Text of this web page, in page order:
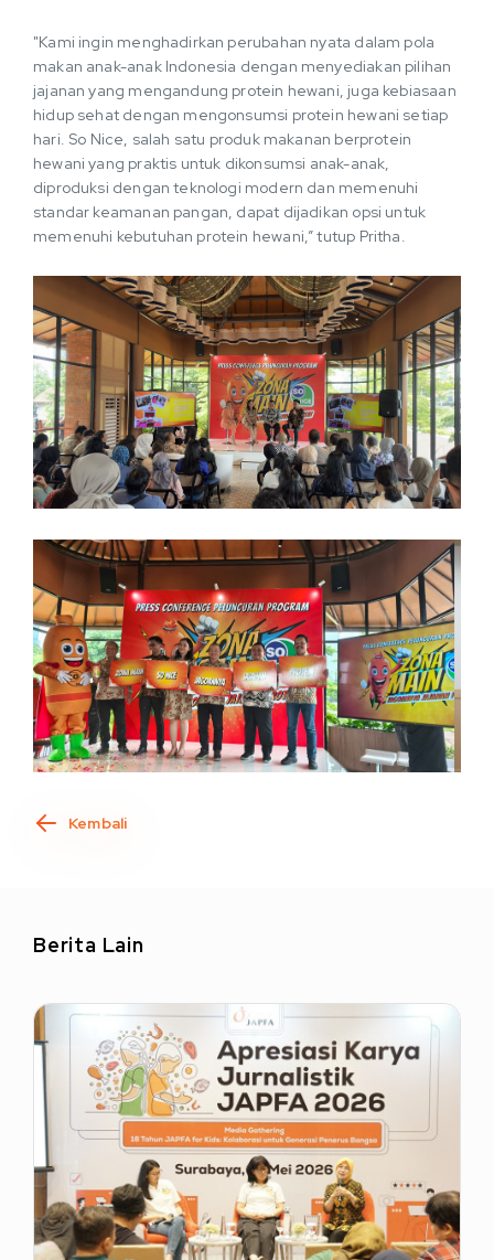
"Kami ingin menghadirkan perubahan nyata dalam pola
makan anak-anak Indonesia dengan menyediakan pilihan
jajanan yang mengandung protein hewani, juga kebiasaan
hidup sehat dengan mengonsumsi protein hewani setiap
hari. So Nice, salah satu produk makanan berprotein
hewani yang praktis untuk dikonsumsi anak-anak,
diproduksi dengan teknologi modern dan memenuhi
standar keamanan pangan, dapat dijadikan opsi untuk
memenuhi kebutuhan protein hewani,” tutup Pritha.
Kembali
Berita Lain